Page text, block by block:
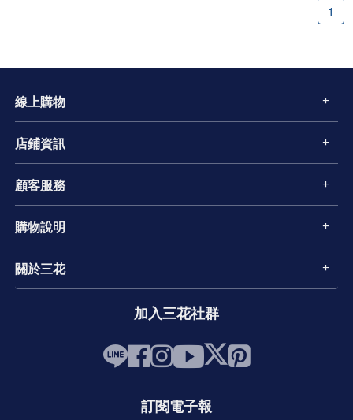
1
線上購物
店鋪資訊
顧客服務
購物說明
關於三花
加入三花社群
訂閱電子報